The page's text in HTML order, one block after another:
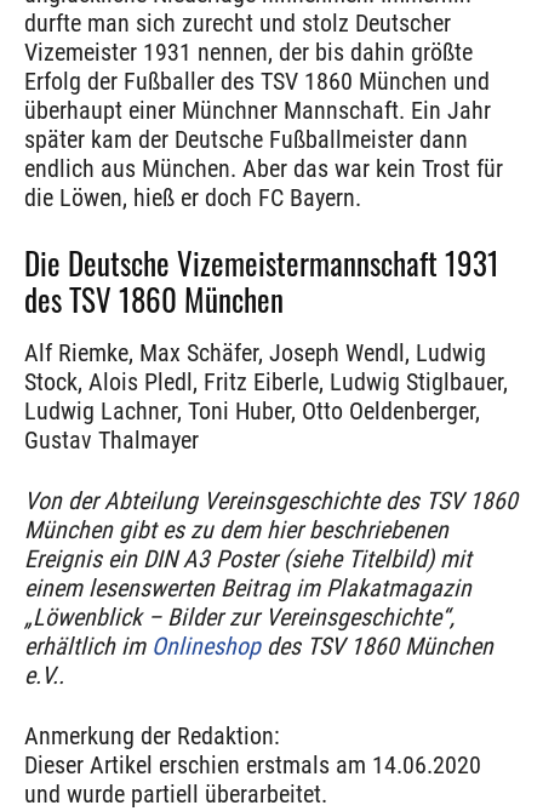
durfte man sich zurecht und stolz Deutscher
Vizemeister 1931 nennen, der bis dahin größte
Erfolg der Fußballer des TSV 1860 München und
überhaupt einer Münchner Mannschaft. Ein Jahr
später kam der Deutsche Fußballmeister dann
endlich aus München. Aber das war kein Trost für
die Löwen, hieß er doch FC Bayern.
Die Deutsche Vizemeistermannschaft 1931
des TSV 1860 München
Alf Riemke, Max Schäfer, Joseph Wendl, Ludwig
Stock, Alois Pledl, Fritz Eiberle, Ludwig Stiglbauer,
Ludwig Lachner, Toni Huber, Otto Oeldenberger,
Gustav Thalmayer
Von der Abteilung Vereinsgeschichte des TSV 1860
München gibt es zu dem hier beschriebenen
Ereignis ein DIN A3 Poster (siehe Titelbild) mit
einem lesenswerten Beitrag im Plakatmagazin
„Löwenblick – Bilder zur Vereinsgeschichte“,
erhältlich im Onlineshopdes TSV 1860 München
e.V..
Anmerkung der Redaktion:
Dieser Artikel erschien erstmals am 14.06.2020
und wurde partiell überarbeitet.